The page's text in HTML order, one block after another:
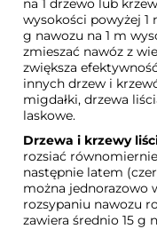
na 1 drzewo lub
wysokości powyżej 1
g nawozu na 1 m
zmieszać nawóz z
zwiększa
innych drzew i
migdałki, drzewa
laskowe.
Drzewa i krzewy
rozsiać
następnie latem
można jednorazowo
rozsypaniu nawozu
zawiera średnio 15 g